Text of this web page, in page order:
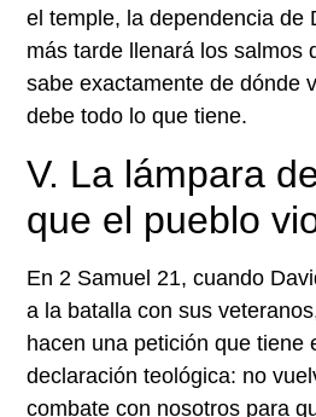
el temple, la dependencia de
más tarde llenará los salmos
sabe exactamente de dónde
debe todo lo que tiene.
V. La lámpara
que el pueblo
En 2 Samuel 21, cuando
a la batalla con sus
hacen una petición que tiene
declaración teológica: no
combate con nosotros para